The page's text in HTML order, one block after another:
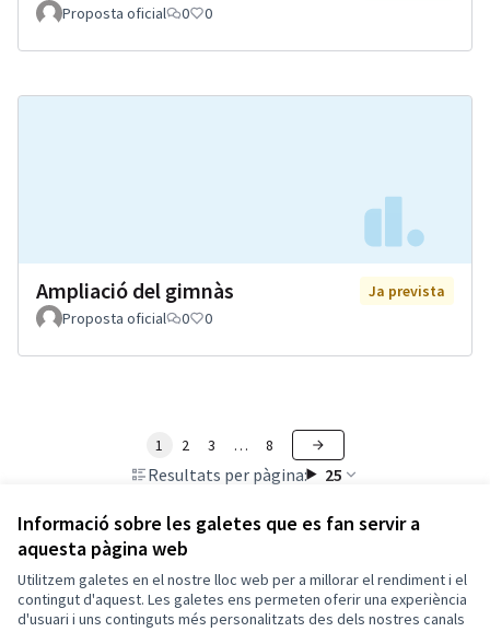
Informació sobre les galetes que es fan servir a
aquesta pàgina web
Utilitzem galetes en el nostre lloc web per a millorar el rendiment i el
contingut d'aquest. Les galetes ens permeten oferir una experiència
d'usuari i uns continguts més personalitzats des dels nostres canals
Proposta oficial
0 0
Ampliació del gimnàs
Ja prevista
Proposta oficial
0 0
Resultats per pàgina: 25
1 2 3 … 8
Termes i condicions d'ús
Configuració de les galetes
El Masnou Participa a X
El Masnou Participa a Facebook
El Masnou Participa a Instagram
El Masnou Participa a YouTube